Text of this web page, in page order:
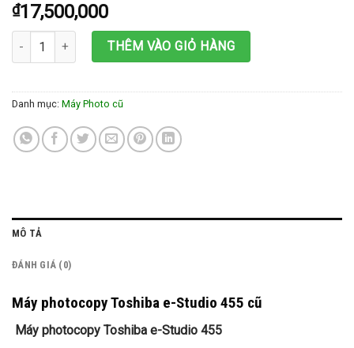
₫17,500,000
Máy photocopy Toshiba e-Studio 455 cũ số lượng
THÊM VÀO GIỎ HÀNG
Danh mục: Máy Photo cũ
MÔ TẢ
ĐÁNH GIÁ (0)
Máy photocopy Toshiba e-Studio 455 cũ
Máy photocopy Toshiba e-Studio 455